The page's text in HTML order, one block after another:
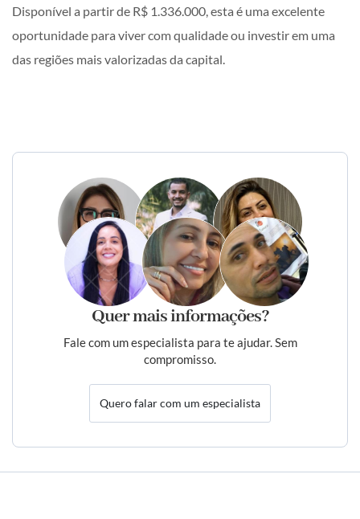
Disponível a partir de R$ 1.336.000, esta é uma excelente
oportunidade para viver com qualidade ou investir em uma
das regiões mais valorizadas da capital.
Quer mais informações?
Fale com um especialista para te ajudar. Sem
compromisso.
Quero falar com um especialista